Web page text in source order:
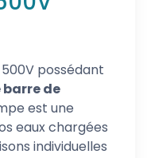
possédant
barre de
est une
eaux chargées
individuelles